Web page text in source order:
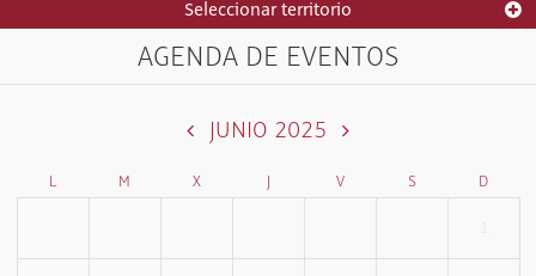
AGENDA DE EVENTOS
Seleccionar territorio
JUNIO 2025
L M X J V S D